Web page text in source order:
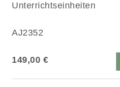
Unterrichtseinheiten
AJ2352
149,00 €